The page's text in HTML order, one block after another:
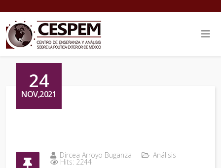
24
NOV,2021
Dircea Arroyo Buganza Análisis
Hits: 2244